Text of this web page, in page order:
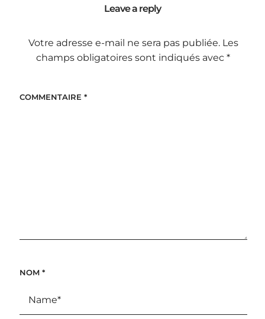
Leave a reply
Votre adresse e-mail ne sera pas publiée. Les
champs obligatoires sont indiqués avec*
COMMENTAIRE *
NOM *